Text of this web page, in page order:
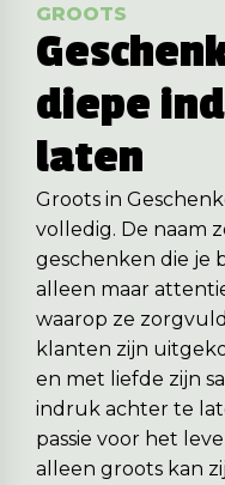
GROOTS
diepe
laten
Groots in
volledig. De naam
geschenken die je
alleen maar
waarop ze
klanten zijn
en met liefde zijn
indruk achter te
passie voor het
alleen groots kan